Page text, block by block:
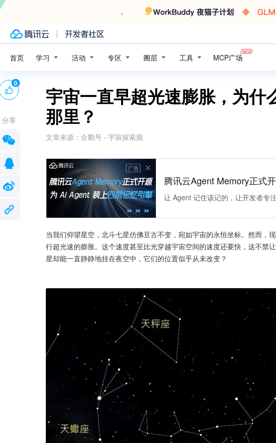
首页 学习 活动 专区 圈层 工具 MCP广场
宇宙一直早超光速膨胀，为什
那里？
文章来源： 企鹅号 - 宇宙探索观
广告
腾讯云Agent Memory正式
让 Agent 记住该记的，让开发者专
当我们仰望星空，北斗七星仿佛亘古不变，宛如宇宙的永恒坐标。然而，
行超光速的膨胀。这个速度甚至比光穿越宇宙空间的速度还要快，这不禁
星却能一直静静地挂在夜空中，它们的位置似乎从未改变？
0
分享